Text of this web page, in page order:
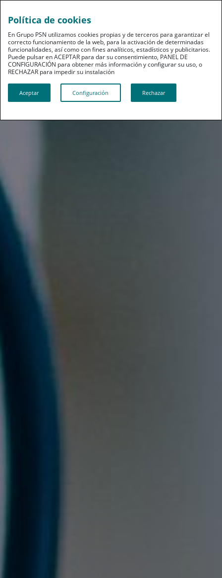
Política de cookies
En Grupo PSN utilizamos cookies propias y de terceros para garantizar el
correcto funcionamiento de la web, para la activación de determinadas
funcionalidades, así como con fines analíticos, estadísticos y publicitarios.
Puede pulsar en ACEPTAR para dar su consentimiento, PANEL DE
CONFIGURACIÓN para obtener más información y configurar su uso, o
RECHAZAR para impedir su instalación​​​​​​​
Aceptar Configuración Rechazar